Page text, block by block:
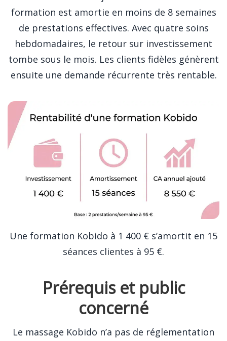
formation est amortie en moins de 8 semaines
de prestations effectives. Avec quatre soins
hebdomadaires, le retour sur investissement
tombe sous le mois. Les clients fidèles génèrent
ensuite une demande récurrente très rentable.
Une formation Kobido à 1 400 € s’amortit en 15
séances clientes à 95 €.
Prérequis et public
concerné
Le massage Kobido n’a pas de réglementation